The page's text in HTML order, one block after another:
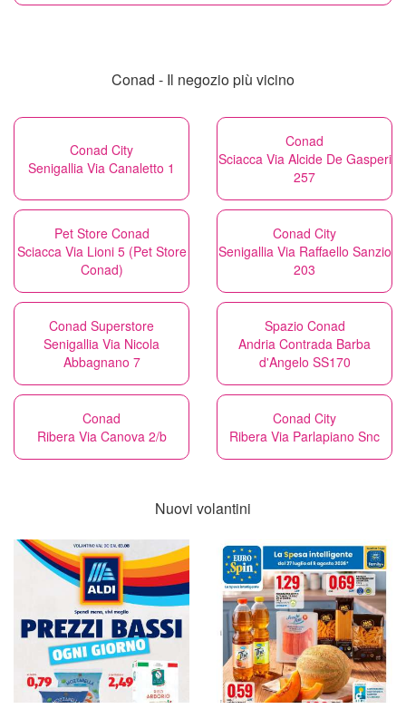
Conad - Il negozio più vicino
Conad City
Senigallia Via Canaletto 1
Conad
Sciacca Via Alcide De Gasperi
257
Pet Store Conad
Sciacca Via Lioni 5 (Pet Store
Conad)
Conad City
Senigallia Via Raffaello Sanzio
203
Conad Superstore
Senigallia Via Nicola
Abbagnano 7
Spazio Conad
Andria Contrada Barba
d'Angelo SS170
Conad
Ribera Via Canova 2/b
Conad City
Ribera Via Parlapiano Snc
Nuovi volantini